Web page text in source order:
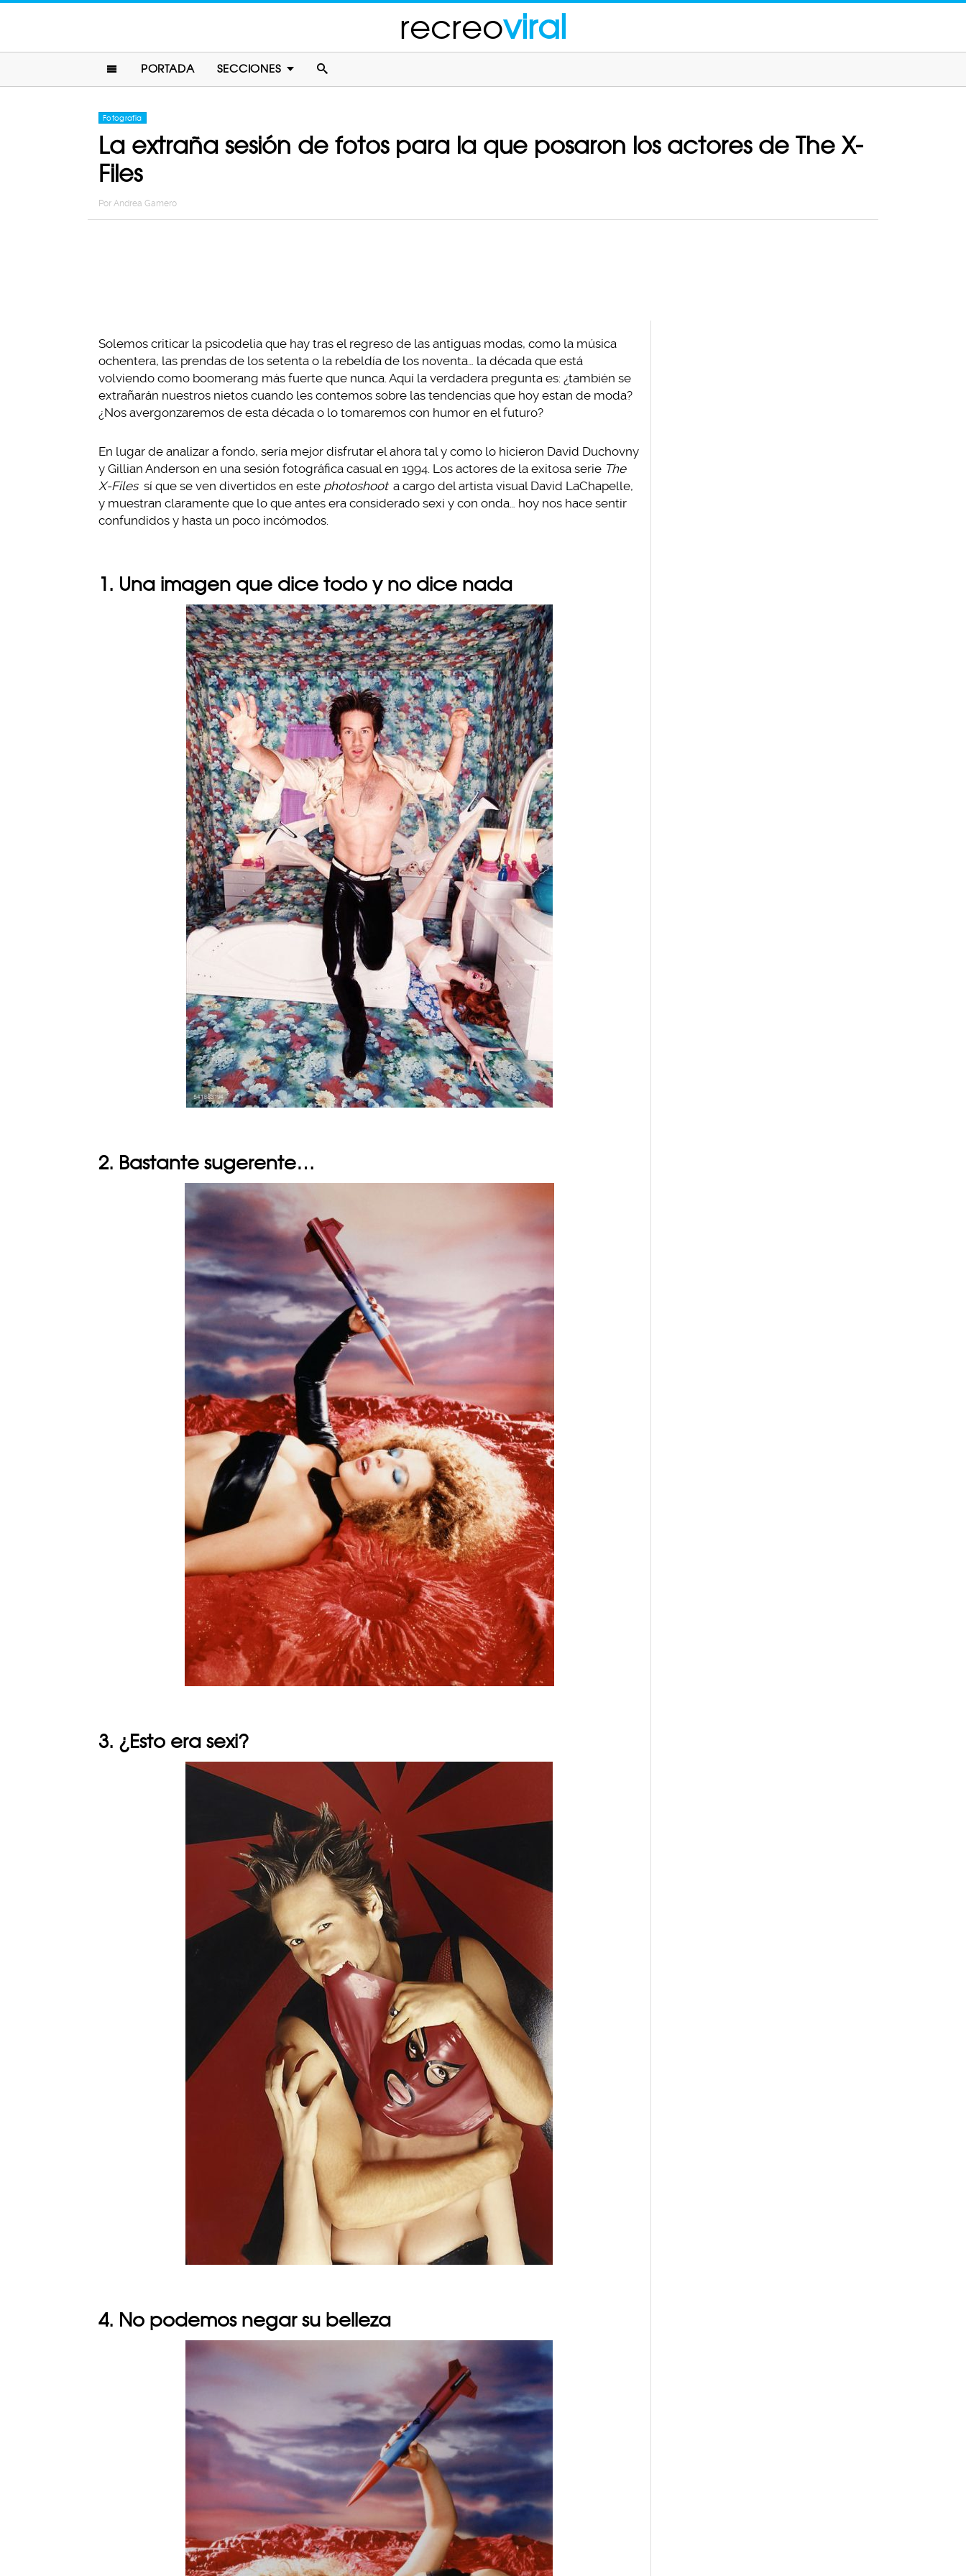
recreoviral
PORTADA SECCIONES
Fotografia
La extraña sesión de fotos para la que posaron los actores de The X-
Files
Por Andrea Gamero
Solemos criticar la psicodelia que hay tras el regreso de las antiguas modas, como la música
ochentera, las prendas de los setenta o la rebeldía de los noventa… la década que está
volviendo como boomerang más fuerte que nunca. Aquí la verdadera pregunta es: ¿también se
extrañarán nuestros nietos cuando les contemos sobre las tendencias que hoy estan de moda?
¿Nos avergonzaremos de esta década o lo tomaremos con humor en el futuro?
En lugar de analizar a fondo, sería mejor disfrutar el ahora tal y como lo hicieron David Duchovny
y Gillian Anderson en una sesión fotográfica casual en 1994. Los actores de la exitosa serie The
X-Files sí que se ven divertidos en este photoshoot a cargo del artista visual David LaChapelle,
y muestran claramente que lo que antes era considerado sexi y con onda… hoy nos hace sentir
confundidos y hasta un poco incómodos.
1. Una imagen que dice todo y no dice nada
2. Bastante sugerente…
3. ¿Esto era sexi?
4. No podemos negar su belleza